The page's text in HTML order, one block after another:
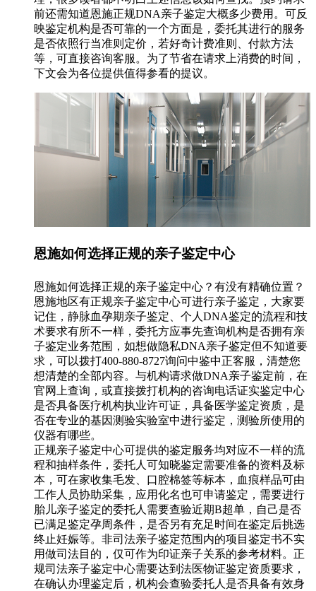
前还需知道恩施正规DNA亲子鉴定大概多少费用。可反
映鉴定机构是否可靠的一个方面是，委托其进行的服务
是否依照行当准则定价，若好奇计费准则、付款方法
等，可直接咨询客服。为了节省在请求上消费的时间，
下文会为各位提供值得参看的提议。
恩施如何选择正规的亲子鉴定中心
恩施如何选择正规的亲子鉴定中心？有没有精确位置？
恩施地区有正规亲子鉴定中心可进行亲子鉴定，大家要
记住，静脉血孕期亲子鉴定、个人DNA鉴定的流程和技
术要求有所不一样，委托方应事先查询机构是否拥有亲
子鉴定业务范围，如想做隐私DNA亲子鉴定但不知道要
求，可以拨打400-880-8727询问中鉴中正客服，清楚您
想清楚的全部内容。与机构请求做DNA亲子鉴定前，在
官网上查询，或直接拨打机构的咨询电话证实鉴定中心
是否具备医疗机构执业许可证，具备医学鉴定资质，是
否在专业的基因测验实验室中进行鉴定，测验所使用的
仪器有哪些。
正规亲子鉴定中心可提供的鉴定服务均对应不一样的流
程和抽样条件，委托人可知晓鉴定需要准备的资料及标
本，可在家收集毛发、口腔棉签等标本，血痕样品可由
工作人员协助采集，应用化名也可申请鉴定，需要进行
胎儿亲子鉴定的委托人需要查验近期B超单，自己是否
已满足鉴定孕周条件，是否另有充足时间在鉴定后挑选
终止妊娠等。非司法亲子鉴定范围内的项目鉴定书不实
用做司法目的，仅可作为印证亲子关系的参考材料。正
规司法亲子鉴定中心需要达到法医物证鉴定资质要求，
在确认办理鉴定后，机构会查验委托人是否具备有效身